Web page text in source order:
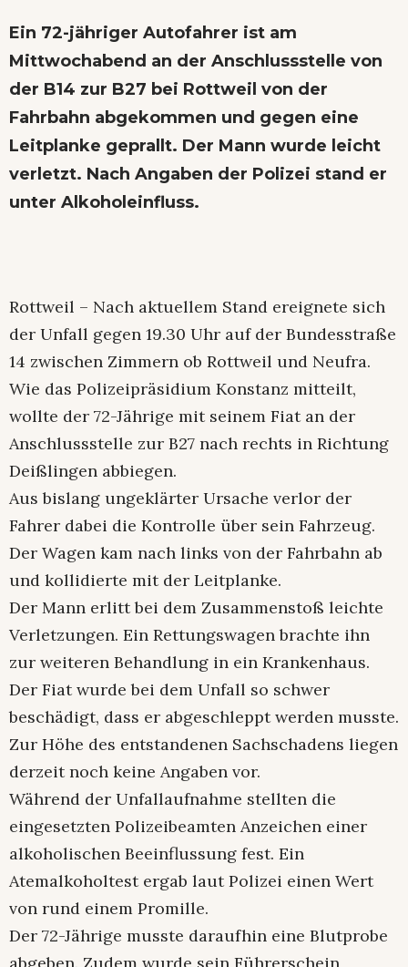
Ein 72-jähriger Autofahrer ist am
Mittwochabend an der Anschlussstelle von
der B14 zur B27 bei Rottweil von der
Fahrbahn abgekommen und gegen eine
Leitplanke geprallt. Der Mann wurde leicht
verletzt. Nach Angaben der Polizei stand er
unter Alkoholeinfluss.
Rottweil – Nach aktuellem Stand ereignete sich
der Unfall gegen 19.30 Uhr auf der Bundesstraße
14 zwischen Zimmern ob Rottweil und Neufra.
Wie das Polizeipräsidium Konstanz mitteilt,
wollte der 72-Jährige mit seinem Fiat an der
Anschlussstelle zur B27 nach rechts in Richtung
Deißlingen abbiegen.
Aus bislang ungeklärter Ursache verlor der
Fahrer dabei die Kontrolle über sein Fahrzeug.
Der Wagen kam nach links von der Fahrbahn ab
und kollidierte mit der Leitplanke.
Der Mann erlitt bei dem Zusammenstoß leichte
Verletzungen. Ein Rettungswagen brachte ihn
zur weiteren Behandlung in ein Krankenhaus.
Der Fiat wurde bei dem Unfall so schwer
beschädigt, dass er abgeschleppt werden musste.
Zur Höhe des entstandenen Sachschadens liegen
derzeit noch keine Angaben vor.
Während der Unfallaufnahme stellten die
eingesetzten Polizeibeamten Anzeichen einer
alkoholischen Beeinflussung fest. Ein
Atemalkoholtest ergab laut Polizei einen Wert
von rund einem Promille.
Der 72-Jährige musste daraufhin eine Blutprobe
abgeben. Zudem wurde sein Führerschein